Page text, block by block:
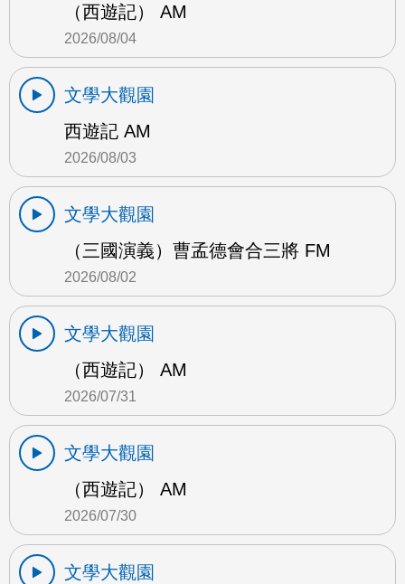
（西遊記） AM
2026/08/04
文學大觀園
西遊記 AM
2026/08/03
文學大觀園
（三國演義）曹孟德會合三將 FM
2026/08/02
文學大觀園
（西遊記） AM
2026/07/31
文學大觀園
（西遊記） AM
2026/07/30
文學大觀園